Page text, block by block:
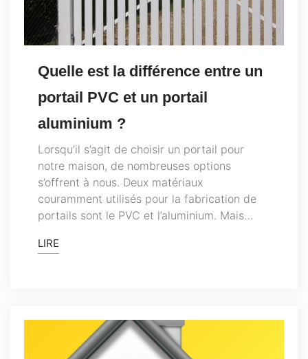
Quelle est la différence entre un
portail PVC et un portail
aluminium ?
Lorsqu’il s’agit de choisir un portail pour
notre maison, de nombreuses options
s’offrent à nous. Deux matériaux
couramment utilisés pour la fabrication de
portails sont le PVC et l’aluminium. Mais…
LIRE